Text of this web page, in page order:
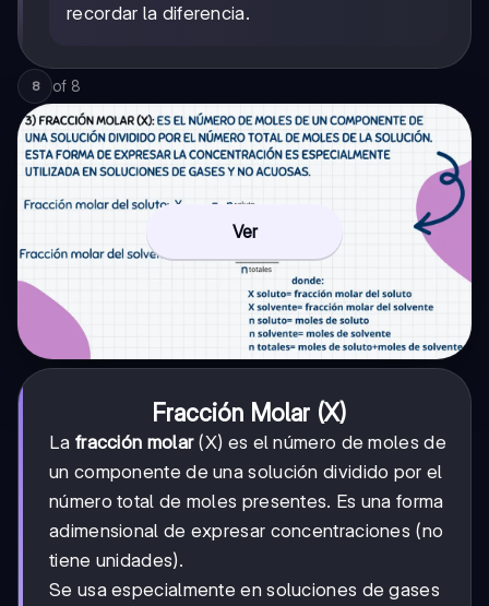
recordar la diferencia.
8 of 8
Ver
Fracción Molar (X)
La fracción molar(X) es el número de moles de
un componente de una solución dividido por el
número total de moles presentes. Es una forma
adimensional de expresar concentraciones (no
tiene unidades).
Se usa especialmente en soluciones de gases